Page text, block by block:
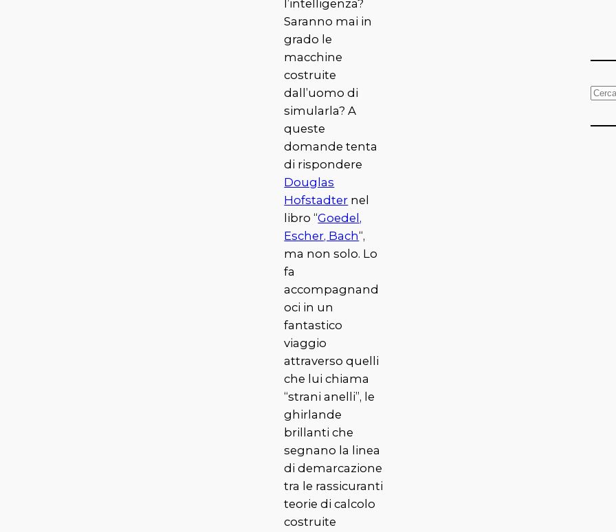
l’intelligenza?
Saranno mai in
grado le
macchine
costruite
dall’uomo di
simularla? A
queste
domande tenta
di rispondere
Douglas
Hofstadter nel
libro “Goedel,
Escher, Bach“,
ma non solo. Lo
fa
accompagnand
oci in un
fantastico
viaggio
attraverso quelli
che lui chiama
“strani anelli”, le
ghirlande
brillanti che
segnano la linea
di demarcazione
tra le rassicuranti
teorie di calcolo
costruite
C
r